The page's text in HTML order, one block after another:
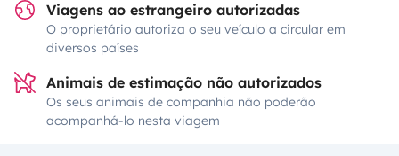
Viagens ao estrangeiro autorizadas
O proprietário autoriza o seu veículo a circular em
diversos países
Animais de estimação não autorizados
Os seus animais de companhia não poderão
acompanhá-lo nesta viagem